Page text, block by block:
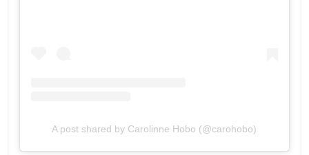
A post shared by Carolinne Hobo (@carohobo)